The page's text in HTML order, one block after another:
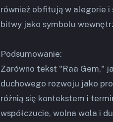
również obfitują w alegorie
bitwy jako symbolu
Podsumowanie:
Zarówno tekst "Raa Gem,"
duchowego rozwoju jako
różnią się kontekstem i
współczucie, wolna wola i